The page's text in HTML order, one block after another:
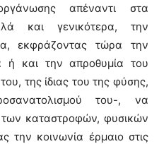
απέναντι στα
και γενικότερα, την
εκφράζοντας τώρα την
ή και την απροθυμία του
της ίδιας του της φύσης,
του-, να
των καταστροφών, φυσικών
την κοινωνία έρμαιο στις